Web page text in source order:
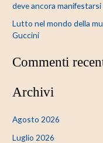
deve ancora manifestarsi
Lutto nel mondo della
Guccini
Commenti
Archivi
Agosto 2026
Luglio 2026